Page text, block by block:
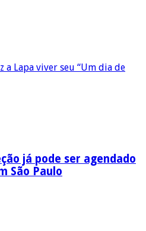
a Lapa viver seu “Um dia de
já pode ser agendado
São Paulo